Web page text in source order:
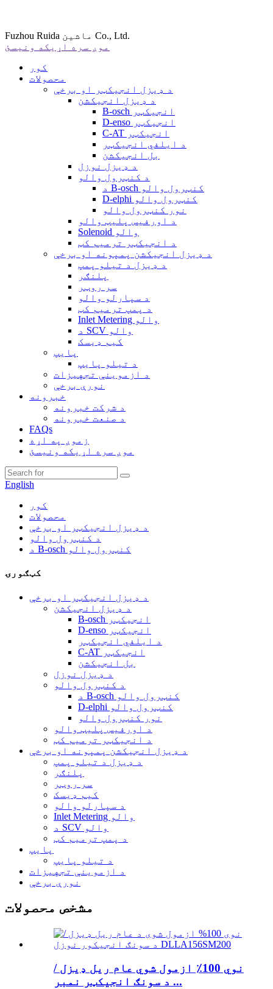
Fuzhou Ruida ماشین Co., Ltd.
موږ سره اړیکه ونیسئ
کور
محصولات
د ډیزل انجیکټر او برخې
د ډیزل انجیکشن
B-osch انجیکټر
D-enso انجیکټر
C-AT انجیکټر
د ایلفي انجیکټر
بل انجیکشن
د ډیزل نوزل
د کنټرول والو
د B-osch کنټرول والو
D-elphi کنټرول والو
نور کنټرول والو
د اورفیس پلیټ والو
Solenoid والو
د انجیکټر ترمیم کټ
د ډیزل انجیکشن پمپونه او برخې
د ډیزل د تیلو پمپ
پلنګر
سر روټر
د سپارلو والو
د پمپ ترمیم کټ
Inlet Metering والو
د SCV والو
کیم ډیسک
پایپ
د تیلو پایپ
د ازموینې تجهیزات
نورې برخې
خبرونه
د شرکت خبرونه
د صنعت خبرونه
FAQs
زموږ په اړه
موږ سره اړیکه ونیسئ
English
کور
محصولات
د ډیزل انجیکټر او برخې
د کنټرول والو
د B-osch کنټرول والو
کټګورۍ
د ډیزل انجیکټر او برخې
د ډیزل انجیکشن
B-osch انجیکټر
D-enso انجیکټر
د ایلفي انجیکټر
C-AT انجیکټر
بل انجیکشن
د ډیزل نوزل
د کنټرول والو
د B-osch کنټرول والو
D-elphi کنټرول والو
نور کنټرول والو
د اورفیس پلیټ والو
د انجیکټر ترمیم کټ
د ډیزل انجیکشن پمپونه او برخې
د ډیزل د تیلو پمپ
پلنګر
سر روټر
کیم ډیسک
د سپارلو والو
Inlet Metering والو
د SCV والو
د پمپ ترمیم کټ
پایپ
د تیلو پایپ
د ازموینې تجهیزات
نورې برخې
مشخص محصولات
نوي 100٪ ازمول شوي عام ریل ډیزل /
د سونګ انجیکټر نمبر ...